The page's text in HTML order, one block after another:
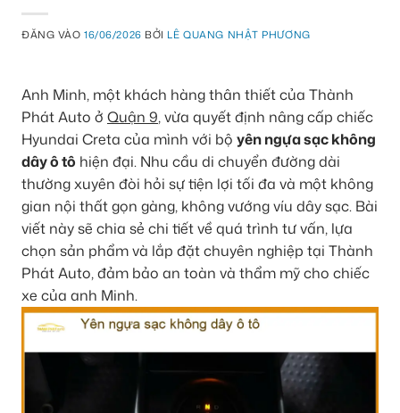
ĐĂNG VÀO16/06/2026 BỞI LÊ QUANG NHẬT PHƯƠNG
Anh Minh, một khách hàng thân thiết của Thành
Phát Auto ở Quận 9, vừa quyết định nâng cấp chiếc
Hyundai Creta của mình với bộ yên ngựa sạc không
dây ô tô hiện đại. Nhu cầu di chuyển đường dài
thường xuyên đòi hỏi sự tiện lợi tối đa và một không
gian nội thất gọn gàng, không vướng víu dây sạc. Bài
viết này sẽ chia sẻ chi tiết về quá trình tư vấn, lựa
chọn sản phẩm và lắp đặt chuyên nghiệp tại Thành
Phát Auto, đảm bảo an toàn và thẩm mỹ cho chiếc
xe của anh Minh.